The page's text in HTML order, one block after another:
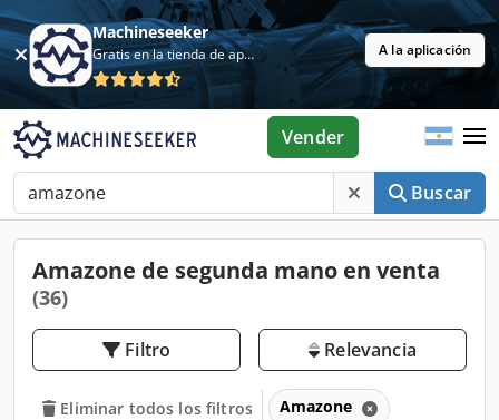
Machineseeker
Gratis en la tienda de aplicaciones A la aplicación
Buscar
Vender
Amazone de segunda mano en venta
(36)
Filtro Relevancia
Eliminar todos los filtros Amazone